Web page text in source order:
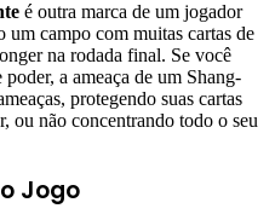
é outra marca de um jogador
um campo com muitas cartas de
na rodada final. Se você
a ameaça de um Shang-
protegendo suas cartas
ou não concentrando todo o seu
Jogo